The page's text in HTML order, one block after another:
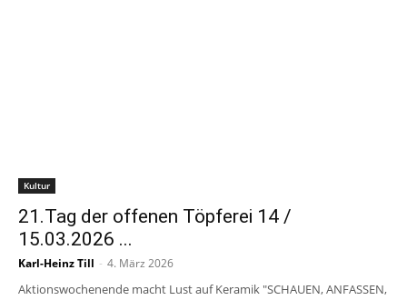
Kultur
21.Tag der offenen Töpferei 14 /
15.03.2026 ...
Karl-Heinz Till - 4. März 2026
Aktionswochenende macht Lust auf Keramik "SCHAUEN, ANFASSEN,